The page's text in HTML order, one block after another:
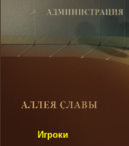
Игроки